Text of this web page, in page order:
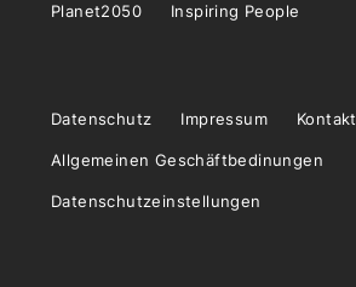
Planet2050 Inspiring People
Datenschutz Impressum Kontakt
Allgemeinen Geschäftbedinungen
Datenschutzeinstellungen